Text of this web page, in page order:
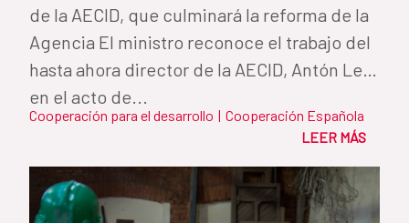
de la AECID, que culminará la reforma de la
Agencia El ministro reconoce el trabajo del
hasta ahora director de la AECID, Antón Leis,
en el acto de...
Cooperación para el desarrollo | Cooperación Española
LEER MÁS